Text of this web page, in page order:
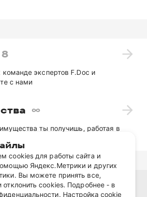
8
экспертов F.Doc и
с нами
∞
ты получишь, работая в
персональных данных
cookies для работы сайта и
Яндекс.Метрики и других
Вы можете принять все,
отклонить cookies. Подробнее - в
Настройка cookie